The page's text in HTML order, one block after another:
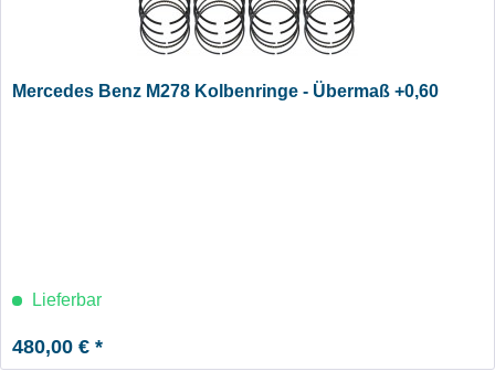
Mercedes Benz M278 Kolbenringe - Übermaß +0,60
Lieferbar
480,00 € *